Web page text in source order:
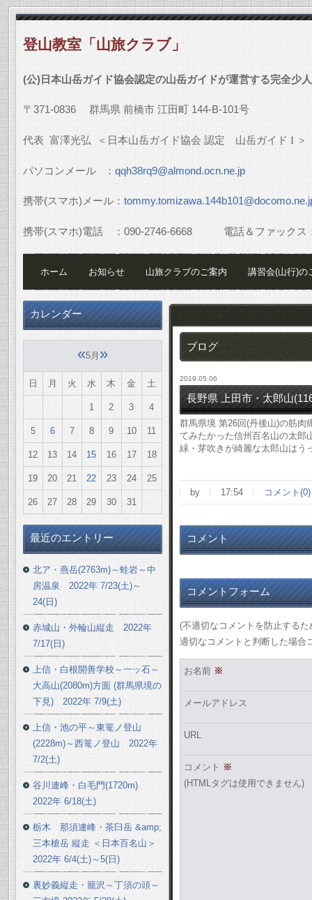
登山教室「山旅クラブ」
(公)日本山岳ガイド協会認定の山岳ガイドが運営する完全少
〒 371-0836 群馬県 前橋市 江田町 144-B-101号
代表 富澤光弘 ＜日本山岳ガイド協会 認定 山岳ガイド I ＞
パソコンメール ： qqh38rq9@almond.ocn.ne.jp
携帯(スマホ)メール：
携帯(スマホ)電話 ： 090-2746-6668電話＆ファックス
ホーム お知らせ 山旅クラブのご案内 講習会(山行)の
ブログ
2019.05.06
長野県 上田市・太郎山
群馬県境 第26回(丹後山)の筋肉
てみたかった信州百名山の太
緑・芽吹きが綺麗な太郎山はう
by 17:54 コメント(0)
コメント
コメントフォーム
(不適切なコメントを防止する
適切なコメントと判断した場合
お名前 ※
メールアドレス
URL
コメント ※
(HTMLタグは使用できません)
カレンダー
«5月 »
日 月 火 水 木 金 土
1 2 3 4
5 6 7 8 9 10 11
12 13 14 15 16 17 18
19 20 21 22 23 24 25
26 27 28 29 30 31
最近のエントリー
北ア・燕岳(2763m)～蛙岩～中
房温泉 2022年 7/23(土)～
24(日)
赤城山・外輪山縦走 2022年
7/17(日)
上信・白根開善学校～一ッ石～
大高山(2080m)方面 (群馬県境の
下見) 2022年 7/9(土)
上信・池の平～東篭ノ登山
(2228m)～西篭ノ登山 2022年
7/2(土)
谷川連峰・白毛門(1720m)
2022年 6/18(土)
栃木 那須連峰・茶臼岳 &amp;
三本槍岳 縦走 ＜日本百名山＞
2022年 6/4(土)～5(日)
裏妙義縦走・籠沢～丁須の頭～